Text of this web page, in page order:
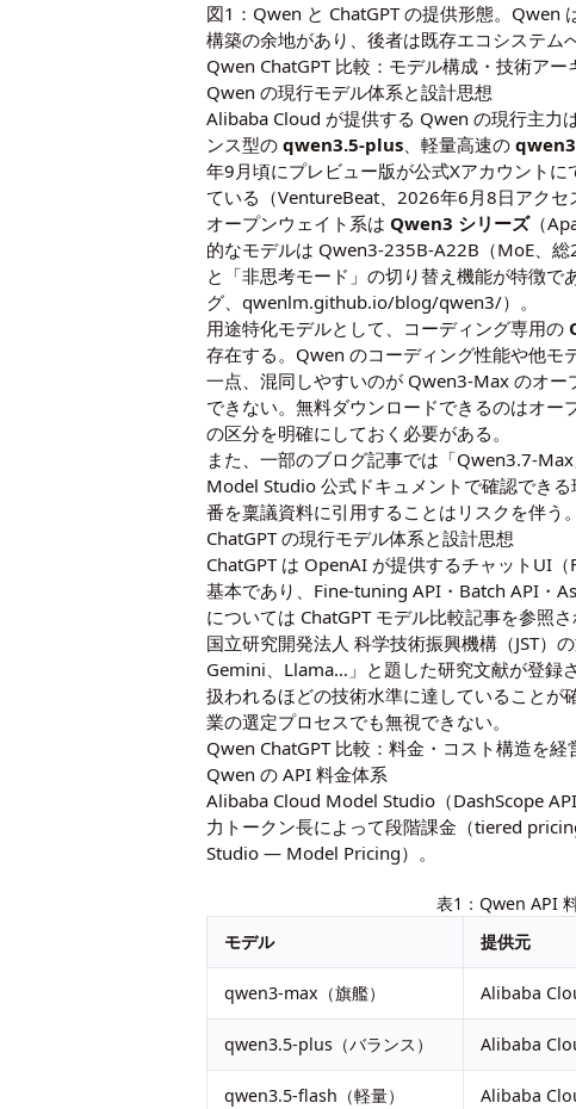
図1：Qwen と ChatGPT の提供形態。Qwen
構築の余地があり、後者は既存エコシステム
Qwen ChatGPT 比較：モデル構成・技術アー
Qwen の現行モデル体系と設計思想
Alibaba Cloud が提供する Qwen の現行主力
ンス型のqwen3.5-plus、軽量高速の
年9月頃にプレビュー版が公式Xアカウント
ている（VentureBeat、2026年6月8日アクセ
オープンウェイト系は Qwen3 シリーズ（
的なモデルは Qwen3-235B-A22B（MoE、
と「非思考モード」の切り替え機能が特徴
グ、qwenlm.github.io/blog/qwen3/）。
用途特化モデルとして、コーディング専用の
存在する。Qwen のコーディング性能や他モ
一点、混同しやすいのが Qwen3-Max のオ
できない。無料ダウンロードできるのはオ
の区分を明確にしておく必要がある。
また、一部のブログ記事では「Qwen3.7-
Model Studio 公式ドキュメントで確認でき
番を稟議資料に引用することはリスクを伴う。
ChatGPT の現行モデル体系と設計思想
ChatGPT は OpenAI が提供するチャットUI
基本であり、Fine-tuning API・Batch API・
については ChatGPT モデル比較記事を参照さ
国立研究開発法人 科学技術振興機構（JST）
Gemini、Llama…」と題した研究文献が登録
扱われるほどの技術水準に達していること
業の選定プロセスでも無視できない。
Qwen ChatGPT 比較：料金・コスト構造を経
Qwen の API 料金体系
Alibaba Cloud Model Studio（DashScope
力トークン長によって段階課金（tiered
Studio — Model Pricing）。
表1：Qwen API
モデル
提供元
qwen3-max（旗艦） Alibaba
qwen3.5-plus（バランス） Alibaba
qwen3.5-flash（軽量） Alibaba